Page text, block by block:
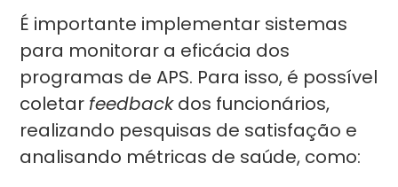
É importante implementar sistemas
para monitorar a eficácia dos
programas de APS. Para isso, é possível
coletar feedbackdos funcionários,
realizando pesquisas de satisfação e
analisando métricas de saúde, como: